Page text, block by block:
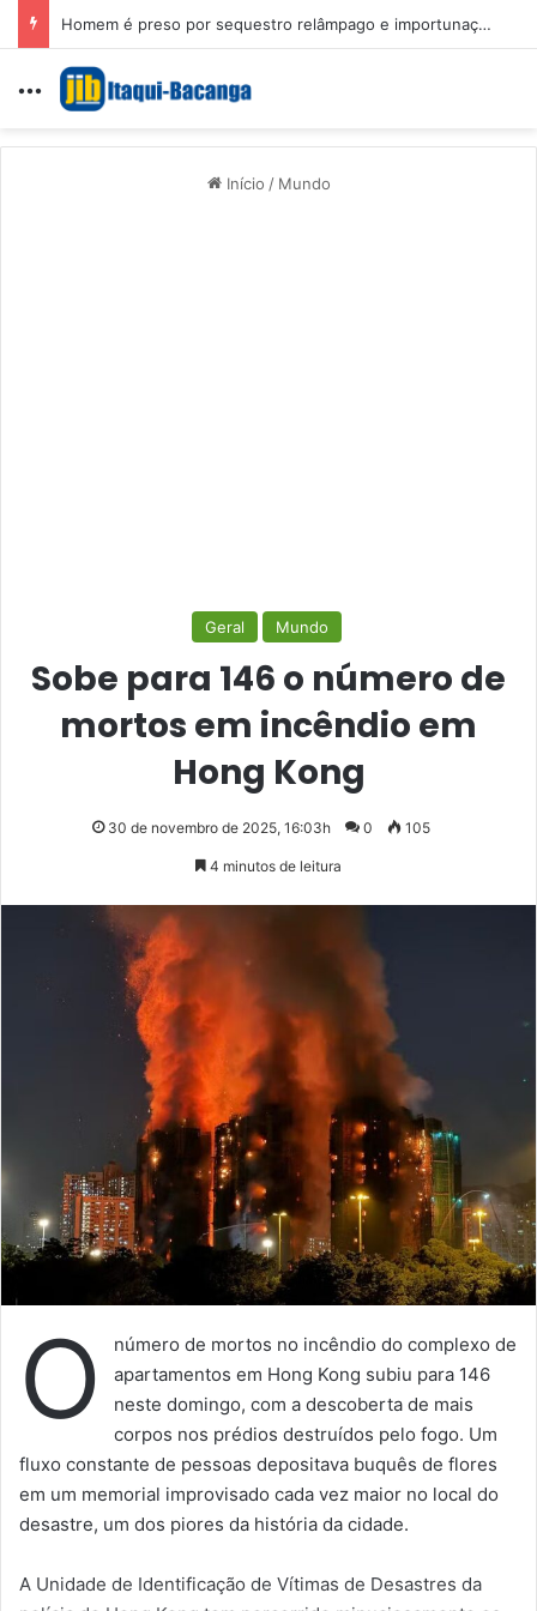
Homem é preso por sequestro relâmpago e importunação sexual em São Luís
Menu
Início / Mundo
Geral Mundo
Sobe para 146 o número de
mortos em incêndio em
Hong Kong
30 de novembro de 2025, 16:03h 0 105
4 minutos de leitura
O
número de mortos no incêndio do complexo de
apartamentos em Hong Kong subiu para 146
neste domingo, com a descoberta de mais
corpos nos prédios destruídos pelo fogo. Um
fluxo constante de pessoas depositava buquês de flores
em um memorial improvisado cada vez maior no local do
desastre, um dos piores da história da cidade.
A Unidade de Identificação de Vítimas de Desastres da